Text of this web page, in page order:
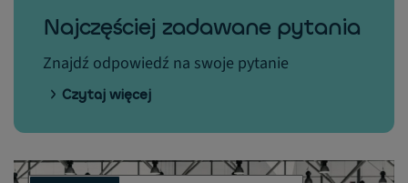
Najczęściej zadawane pytania
Znajdź odpowiedź na swoje pytanie
Czytaj więcej